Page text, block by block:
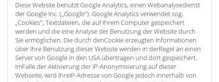
Diese Website benutzt Google Analytics, einen Webanalysedienst
der Google Inc. („Google"). Google Analytics verwendet sog.
„Cookies", Textdateien, die auf Ihrem Computer gespeichert
werden und die eine Analyse der Benutzung der Website durch
Sie ermöglichen. Die durch denCookie erzeugten Informationen
über Ihre Benutzung dieser Website werden in derRegel an einen
Server von Google in den USA übertragen und dort gespeichert.
ImFalle der Aktivierung der IP-Anonymisierung auf dieser
Webseite, wird IhreIP-Adresse von Google jedoch innerhalb von